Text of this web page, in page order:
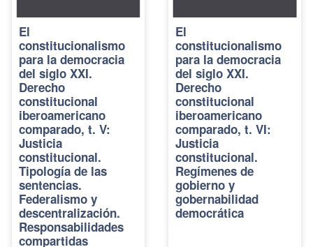
El
constitucionalismo
para la democracia
del siglo XXI.
Derecho
constitucional
iberoamericano
comparado, t. V:
Justicia
constitucional.
Tipología de las
sentencias.
Federalismo y
descentralización.
Responsabilidades
compartidas
El
constitucionalismo
para la democracia
del siglo XXI.
Derecho
constitucional
iberoamericano
comparado, t. VI:
Justicia
constitucional.
Regímenes de
gobierno y
gobernabilidad
democrática